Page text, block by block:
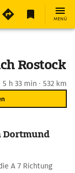
MENÜ
Rostock
5 h 33 min · 532 km
Dortmund
A 7 Richtung